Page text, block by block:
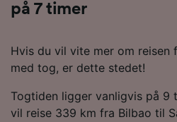
på 7 timer
Hvis du vil vite mer om reisen
med tog, er dette stedet!
Togtiden ligger vanligvis på 9
vil reise 339 km fra Bilbao til